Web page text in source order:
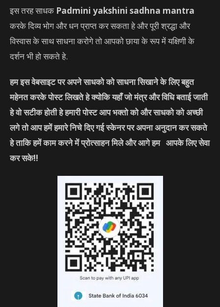
इस तरह साधक Padmini yakshini sadhna mantra
करके दिव्य भोग और धन प्राप्त कर सकता हे और पूरी श्रद्धा और
विस्वास के साथ साधना करोगे तो आपको छाया के रूप में यक्षिणी के
दर्शन भी हो सकते हे.
हम इस वेबसाइट पर अपने साधको को साधना सिखाने के लिए बहुत
महेनत करके पोस्ट लिखते हे क्योकि यहाँ जो मंत्र और विधि बताई जाती
हे वो सटीक होती हे हमारी पोस्ट आप भक्तो को और साधको को अच्छी
लगे तो आप हमें हमारे निचे दिए गई स्केनर पर अपना अनुदान कर सकते
हे ताकि हमें काम करने में प्रोत्साहन मिले और आगे हम आपके लिए सेवा
कर सके!!